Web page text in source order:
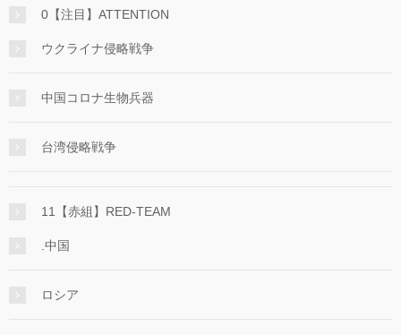
0【注目】ATTENTION
ウクライナ侵略戦争
中国コロナ生物兵器
台湾侵略戦争
11【赤組】RED-TEAM
.中国
ロシア